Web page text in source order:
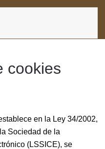
cookies
en la Ley 34/2002,
Sociedad de la
(LSSICE), se